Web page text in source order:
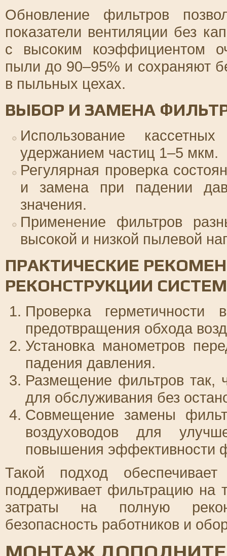
Обновление фильтров
показатели вентиляции без
с высоким коэффициентом
пыли до 90–95% и сохраняют
в пыльных цехах.
ВЫБОР И ЗАМЕНА
Использование
удержанием частиц 1–5 мкм.
Регулярная проверка
и замена при падении
значения.
Применение фильтров
высокой и низкой пылевой
ПРАКТИЧЕСКИЕ
РЕКОНСТРУКЦИИ
Проверка герметичности
предотвращения обхода
Установка манометров
падения давления.
Размещение фильтров так,
для обслуживания без
Совмещение замены
воздуховодов для
повышения эффективности
Такой подход
поддерживает фильтрацию на
затраты на полную
безопасность работников и